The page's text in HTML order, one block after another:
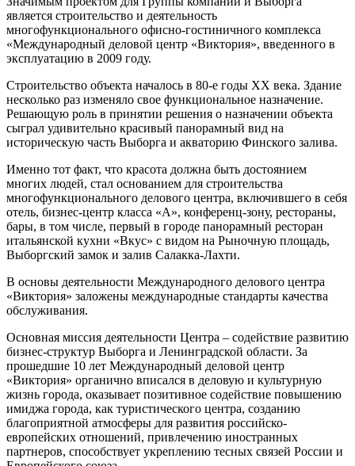
является строительство и деятельность
многофункционального офисно-гостиничного комплекса
«Международный деловой центр «Виктория», введенного в
эксплуатацию в 2009 году.
Строительство объекта началось в 80-е годы ХХ века. Здание
несколько раз изменяло свое функциональное назначение.
Решающую роль в принятии решения о назначении объекта
сыграл удивительно красивый панорамный вид на
историческую часть Выборга и акваторию Финского залива.
Именно тот факт, что красота должна быть достоянием
многих людей, стал основанием для строительства
многофункционального делового центра, включившего в себя
отель, бизнес-центр класса «А», конференц-зону, рестораны,
бары, в том числе, первый в городе панорамный ресторан
итальянской кухни «Вкус» с видом на Рыночную площадь,
Выборгский замок и залив Салакка-Лахти.
В основы деятельности Международного делового центра
«Виктория» заложены международные стандарты качества
обслуживания.
Основная миссия деятельности Центра – содействие развитию
бизнес-структур Выборга и Ленинградской области. За
прошедшие 10 лет Международный деловой центр
«Виктория» органично вписался в деловую и культурную
жизнь города, оказывает позитивное содействие повышению
имиджа города, как туристического центра, созданию
благоприятной атмосферы для развития российско-
европейских отношений, привлечению иностранных
партнеров, способствует укреплению тесных связей России и